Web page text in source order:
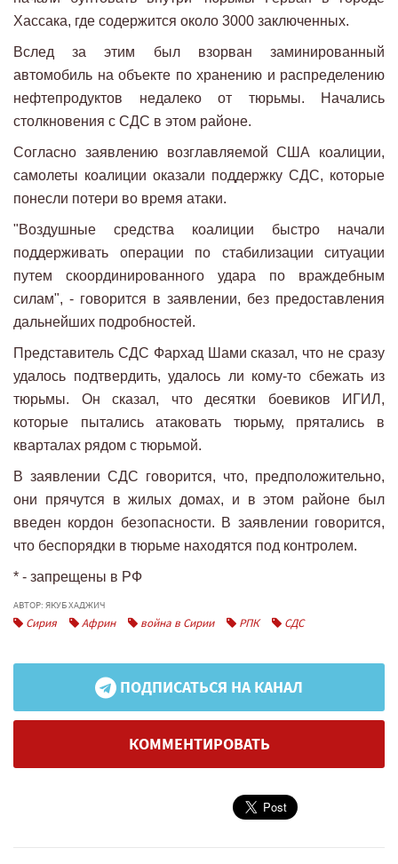
Хассака, где содержится около 3000 заключенных.
Вслед за этим был взорван заминированный
автомобиль на объекте по хранению и распределению
нефтепродуктов недалеко от тюрьмы. Начались
столкновения с СДС в этом районе.
Согласно заявлению возглавляемой США коалиции,
самолеты коалиции оказали поддержку СДС, которые
понесли потери во время атаки.
"Воздушные средства коалиции быстро начали
поддерживать операции по стабилизации ситуации
путем скоординированного удара по враждебным
силам", - говорится в заявлении, без предоставления
дальнейших подробностей.
Представитель СДС Фархад Шами сказал, что не сразу
удалось подтвердить, удалось ли кому-то сбежать из
тюрьмы. Он сказал, что десятки боевиков ИГИЛ,
которые пытались атаковать тюрьму, прятались в
кварталах рядом с тюрьмой.
В заявлении СДС говорится, что, предположительно,
они прячутся в жилых домах, и в этом районе был
введен кордон безопасности. В заявлении говорится,
что беспорядки в тюрьме находятся под контролем.
* - запрещены в РФ
АВТОР: ЯКУБ ХАДЖИЧ
Сирия Африн война в Сирии РПК СДС
ПОДПИСАТЬСЯ НА КАНАЛ
КОММЕНТИРОВАТЬ